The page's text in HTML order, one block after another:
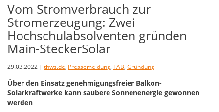
Vom Stromverbrauch zur
Stromerzeugung: Zwei
Hochschulabsolventen gründen
Main-SteckerSolar
29.03.2022 | thws.de, Pressemeldung, FAB, Gründung
Über den Einsatz genehmigungsfreier Balkon-
Solarkraftwerke kann saubere Sonnenenergie gewonnen
werden